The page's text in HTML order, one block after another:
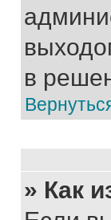
в
» Как